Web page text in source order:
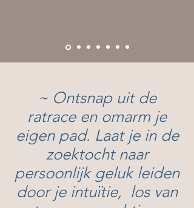
~ Ontsnap uit de
ratrace en omarm je
eigen pad. Laat je in de
zoektocht naar
persoonlijk geluk leiden
door je intuïtie, los van